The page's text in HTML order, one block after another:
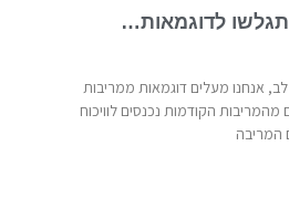
תגלשו לדוגמאות…
לב, אנחנו מעלים דוגמאות ממריבות
מהמריבות הקודמות נכנסים לוויכוח
המריבה